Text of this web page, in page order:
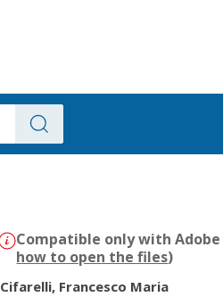
Compatible only with
how to open the files)
Cifarelli, Francesco Maria